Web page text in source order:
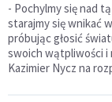
- Pochylmy się nad
starajmy się wnikać
próbując głosić
swoich wątpliwości i
Kazimier Nycz na